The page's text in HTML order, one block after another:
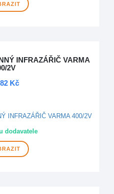
INFRAZÁŘIČ VARMA
2V
Kč
dodavatele